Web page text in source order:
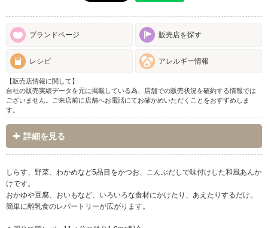
ブランドページ 販売店を探す
レシピ アレルギー情報
【販売店情報に関して】
自社の販売実績データを元に掲載している為、店舗での販売状況を確約する情報では
ございません。ご来店前に店舗へお電話にてお確かめいただくことをおすすめしま
す。
詳細を見る
しらす、野菜、わかめなど5品目をかつお、こんぶだしで味付けした和風あんか
けです。
おかゆや豆腐、おいもなど、いろいろな食材にかけたり、あえたりするだけ。
簡単に離乳食のレパートリーが広がります。